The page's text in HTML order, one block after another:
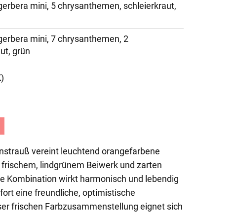
mini, 5 chrysanthemen, schleierkraut,
mini, 7 chrysanthemen, 2
grün
vereint leuchtend orangefarbene
lindgrünem Beiwerk und zarten
Kombination wirkt harmonisch und lebendig
eine freundliche, optimistische
frischen Farbzusammenstellung eignet sich